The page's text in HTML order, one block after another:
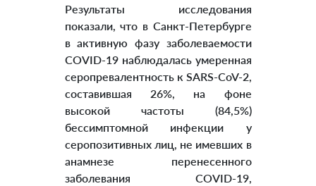
Результаты исследования
показали, что в Санкт-Петербурге
в активную фазу заболеваемости
COVID-19 наблюдалась умеренная
серопревалентность к SARS-CoV-2,
составившая 26%, на фоне
высокой частоты (84,5%)
бессимптомной инфекции у
серопозитивных лиц, не имевших в
анамнезе перенесенного
заболевания COVID-19,